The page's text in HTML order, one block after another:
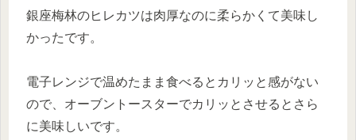
銀座梅林のヒレカツは肉厚なのに柔らかくて美味し
かったです。
電子レンジで温めたまま食べるとカリッと感がない
ので、オーブントースターでカリッとさせるとさら
に美味しいです。